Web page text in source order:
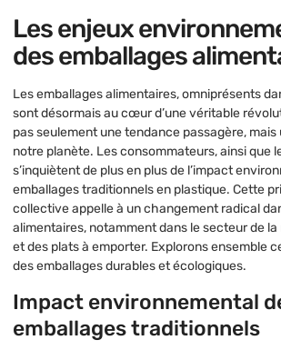
Les enjeux
des emballages
Les emballages alimentaires, omniprésents
sont désormais au cœur d’une véritable
pas seulement une tendance passagère,
notre planète. Les consommateurs, ainsi que
s’inquiètent de plus en plus de l’impact
emballages traditionnels en plastique. Cette
collective appelle à un changement radical
alimentaires, notamment dans le secteur de
et des plats à emporter. Explorons ensemble
des emballages durables et écologiques.
Impact environnemental
emballages traditionnels